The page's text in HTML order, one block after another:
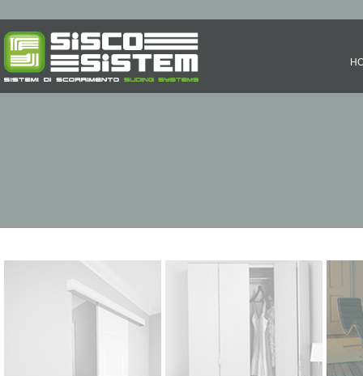
SISTEMI PIEGHEVOLI
PER MOBILI